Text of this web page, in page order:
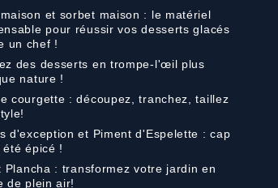
et sorbet maison : le matériel
pour réussir vos desserts glacés
un chef !
des desserts en trompe-l'œil plus
nature !
courgette : découpez, tranchez, taillez
d'exception et Piment d'Espelette : cap
été épicé !
Plancha : transformez votre jardin en
de plein air!